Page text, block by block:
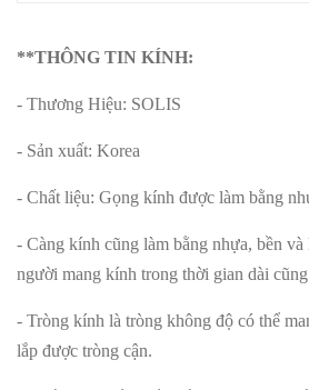
**THÔNG TIN KÍNH:
- Thương Hiệu: SOLIS
- Sản xuất: Korea
- Chất liệu: Gọng kính được làm bằng
- Càng kính cũng làm bằng nhựa, bền
người mang kính trong thời gian dài
- Tròng kính là tròng không độ có thể
lắp được tròng cận.